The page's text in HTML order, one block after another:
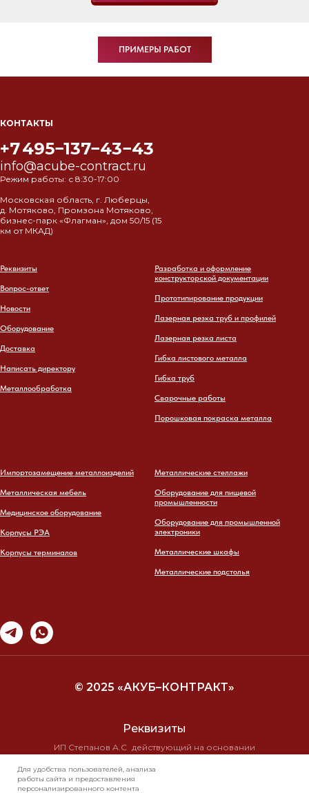
ПРИМЕРЫ РАБОТ
КОНТАКТЫ
+7 495−137−43−43
info@acube-contract.ru
Режим работы: с 8:30-17:00
Московская область, г. Люберцы,
д. Мотяково, Промзона Мотяково,
бизнес-парк «Флагман», дом 50/15 (15
км от МКАД)
Реквизиты
Вопрос-ответ
Новости
Оборудование
Доставка
Написать директору
Металлообработка
Разработка и оформление
конструкторской документации
Прототипирование продукции
Лазерная резка труб и профилей
Лазерная резка листа
Гибка листового металла
Гибка труб
Сварочные работы
Порошковая покраска металла
Импортозамещение металлоизделий
Металлическая мебель
Медицинское оборудование
Корпусы РЭА
Корпусы терминалов
Металлические стеллажи
Оборудование для пищевой
промышленности
Оборудование для промышленной
электроники
Металлические шкафы
Металлические подстолья
ИП Степанов А.С действующий на основании
№ 10/19710 от 16.11.99г
ИНН 7723 2584 8295 КПП 0
Реквизиты
© 2025 «АКУБ–КОНТРАКТ»
Для удобства пользователей, анализа
работы сайта и предоставления
персонализированного контента